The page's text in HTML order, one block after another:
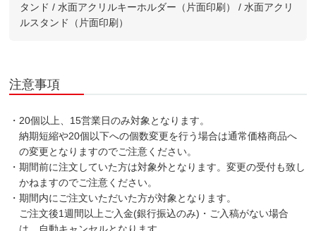
タンド / 水面アクリルキーホルダー（片面印刷） / 水面アクリ
ルスタンド（片面印刷）
注意事項
・20個以上、15営業日のみ対象となります。
納期短縮や20個以下への個数変更を行う場合は通常価格商品へ
の変更となりますのでご注意ください。
・期間前に注文していた方は対象外となります。変更の受付も致し
かねますのでご注意ください。
・期間内にご注文いただいた方が対象となります。
ご注文後1週間以上ご入金(銀行振込のみ)・ご入稿がない場合